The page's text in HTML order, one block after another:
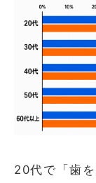
20代で「歯